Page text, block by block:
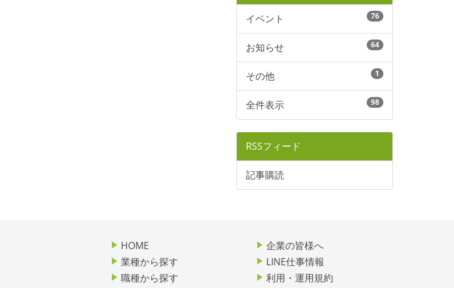
イベント 76
お知らせ 64
その他 1
全件表示 98
RSSフィード
記事購読
HOME
業種から探す
職種から探す
企業の皆様へ
LINE仕事情報
利用・運用規約